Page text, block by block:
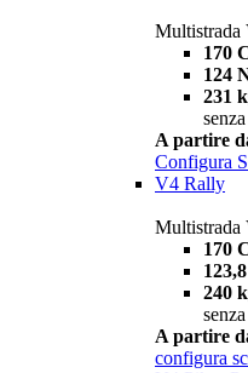
Multistrada
170
124
231
A partire
Configura
V4 Rally
170
240
A partire
configura